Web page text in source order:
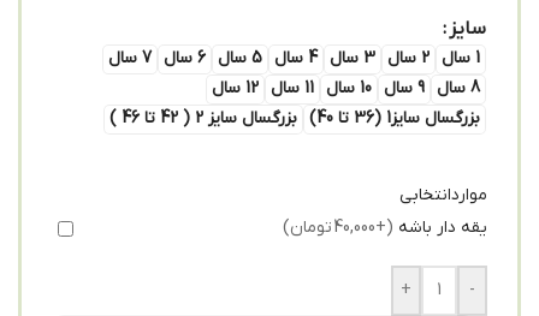
سایز
1 سال 2 سال 3 سال 4 سال 5 سال 6 سال
7 سال
8 سال
9 سال 10 سال 11 سال
12 سال
بزرگسال سایز1 (36 تا 40)
بزرگسال سایز 2 ( 42 تا 46 )
مواردانتخابی
یقه دار باشه (+40,000 تومان)
-
+